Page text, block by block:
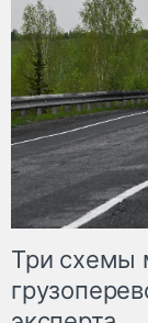
Три схемы